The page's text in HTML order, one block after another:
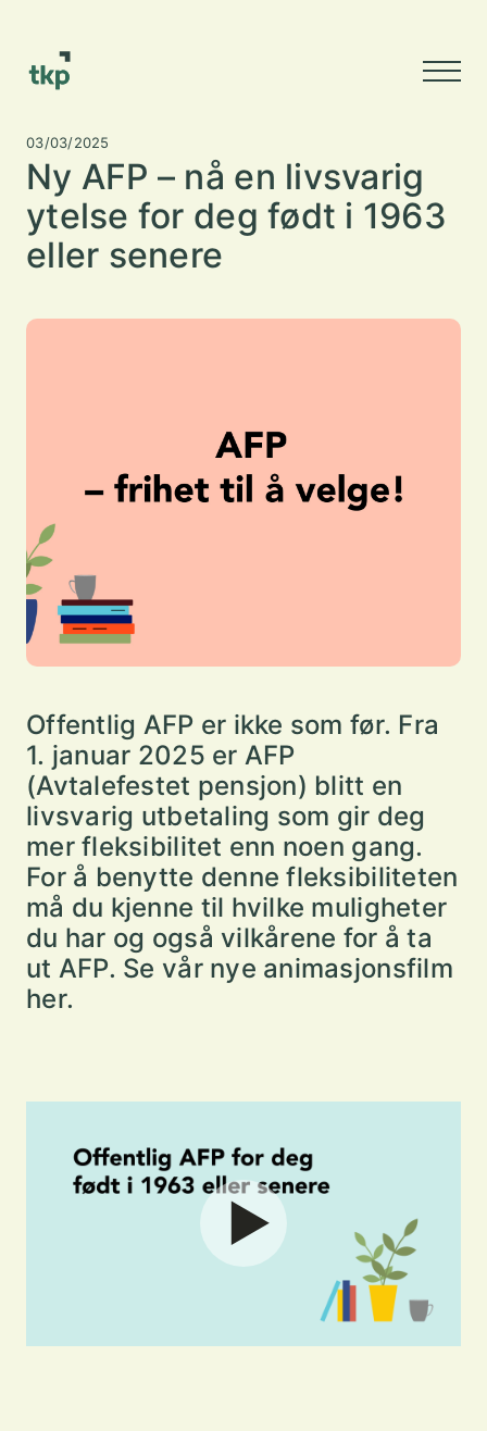
03/03/2025
Ny AFP – nå en livsvarig
ytelse for deg født i 1963
eller senere
Offentlig AFP er ikke som før. Fra
1. januar 2025 er AFP
(Avtalefestet pensjon) blitt en
livsvarig utbetaling som gir deg
mer fleksibilitet enn noen gang.
For å benytte denne fleksibiliteten
må du kjenne til hvilke muligheter
du har og også vilkårene for å ta
ut AFP. Se vår nye animasjonsfilm
her.